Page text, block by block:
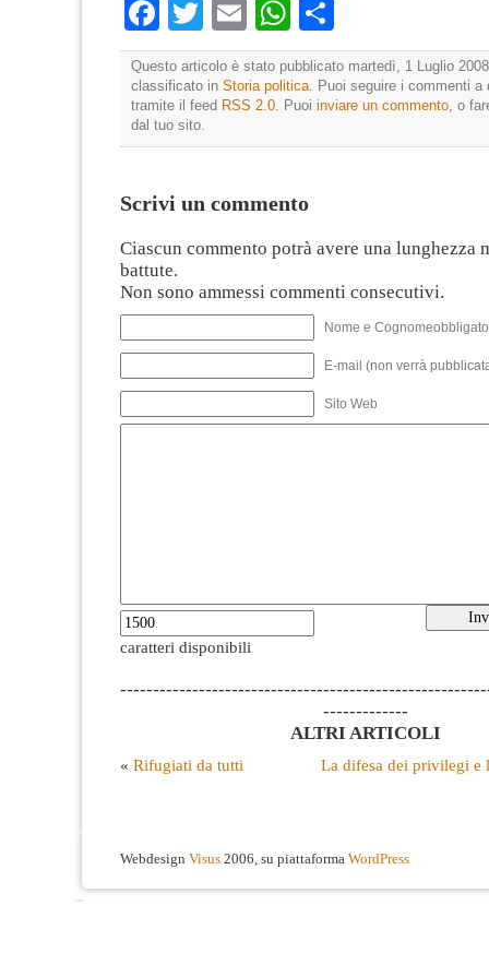
Facebook
TwitterEmailWhatsApp
Questo articolo è stato pubblicato martedì, 1 Luglio
classificato in Storia politica . Puoi seguire i commenti
tramite il feed RSS 2.0 . Puoi inviare un commento , o
dal tuo sito.
Scrivi un commento
Ciascun commento potrà avere una lunghezza
battute.
Non sono ammessi commenti consecutivi.
Nome e
E-mail (non verrà
Sito Web
caratteri disponibili
-------------
ALTRI ARTICOLI
« Rifugiati da tutti La difesa dei privilegi e
Webdesign Visus 2006, su piattaforma WordPress